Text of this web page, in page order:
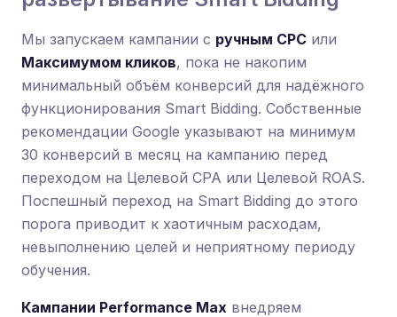
Мы запускаем кампании с ручным CPC или
Максимумом кликов, пока не накопим
минимальный объём конверсий для надёжного
функционирования Smart Bidding. Собственные
рекомендации Google указывают на минимум
30 конверсий в месяц на кампанию перед
переходом на Целевой CPA или Целевой ROAS.
Поспешный переход на Smart Bidding до этого
порога приводит к хаотичным расходам,
невыполнению целей и неприятному периоду
обучения.
Кампании Performance Max внедряем